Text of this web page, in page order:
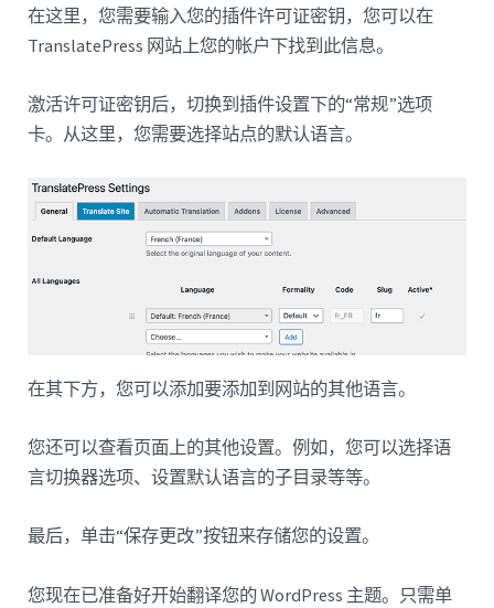
在这里，您需要输入您的插件许可证密钥，您可以在
TranslatePress 网站上您的帐户下找到此信息。
激活许可证密钥后，切换到插件设置下的“常规”选项
卡。从这里，您需要选择站点的默认语言。
在其下方，您可以添加要添加到网站的其他语言。
您还可以查看页面上的其他设置。例如，您可以选择语
言切换器选项、设置默认语言的子目录等等。
最后，单击“保存更改”按钮来存储您的设置。
您现在已准备好开始翻译您的 WordPress 主题。只需单